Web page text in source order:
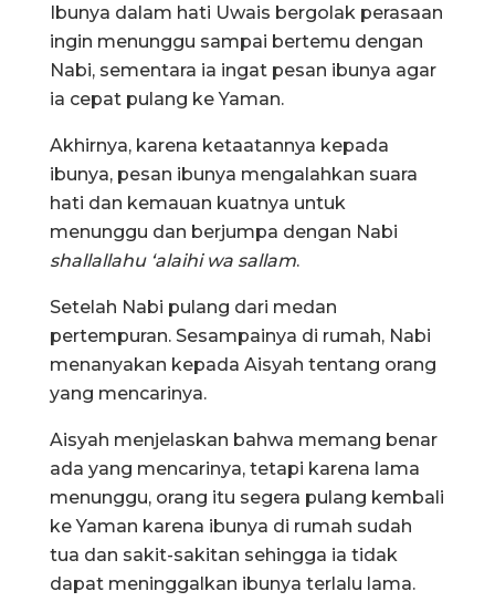
Ibunya dalam hati Uwais bergolak perasaan
ingin menunggu sampai bertemu dengan
Nabi, sementara ia ingat pesan ibunya agar
ia cepat pulang ke Yaman.
Akhirnya, karena ketaatannya kepada
ibunya, pesan ibunya mengalahkan suara
hati dan kemauan kuatnya untuk
menunggu dan berjumpa dengan Nabi
shallallahu ‘alaihi wa sallam.
Setelah Nabi pulang dari medan
pertempuran. Sesampainya di rumah, Nabi
menanyakan kepada Aisyah tentang orang
yang mencarinya.
Aisyah menjelaskan bahwa memang benar
ada yang mencarinya, tetapi karena lama
menunggu, orang itu segera pulang kembali
ke Yaman karena ibunya di rumah sudah
tua dan sakit-sakitan sehingga ia tidak
dapat meninggalkan ibunya terlalu lama.